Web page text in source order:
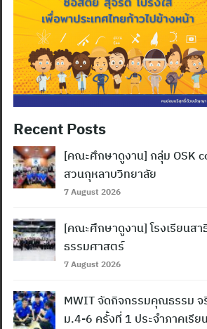
Recent Posts
[คณะศึกษาดูงาน] กลุ่ม OSK
สวนกุหลาบวิทยาลัย
7 August 2026
[คณะศึกษาดูงาน] โรงเรียนส
ธรรมศาสตร์
7 August 2026
MWIT จัดกิจกรรมคุณธรรม จ
ม.4-6 ครั้งที่ 1 ประจำภาคเรี